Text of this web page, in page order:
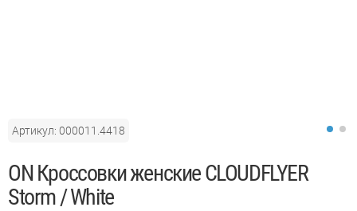
Артикул: 000011.4418
ON Кроссовки женские CLOUDFLYER
Storm / White